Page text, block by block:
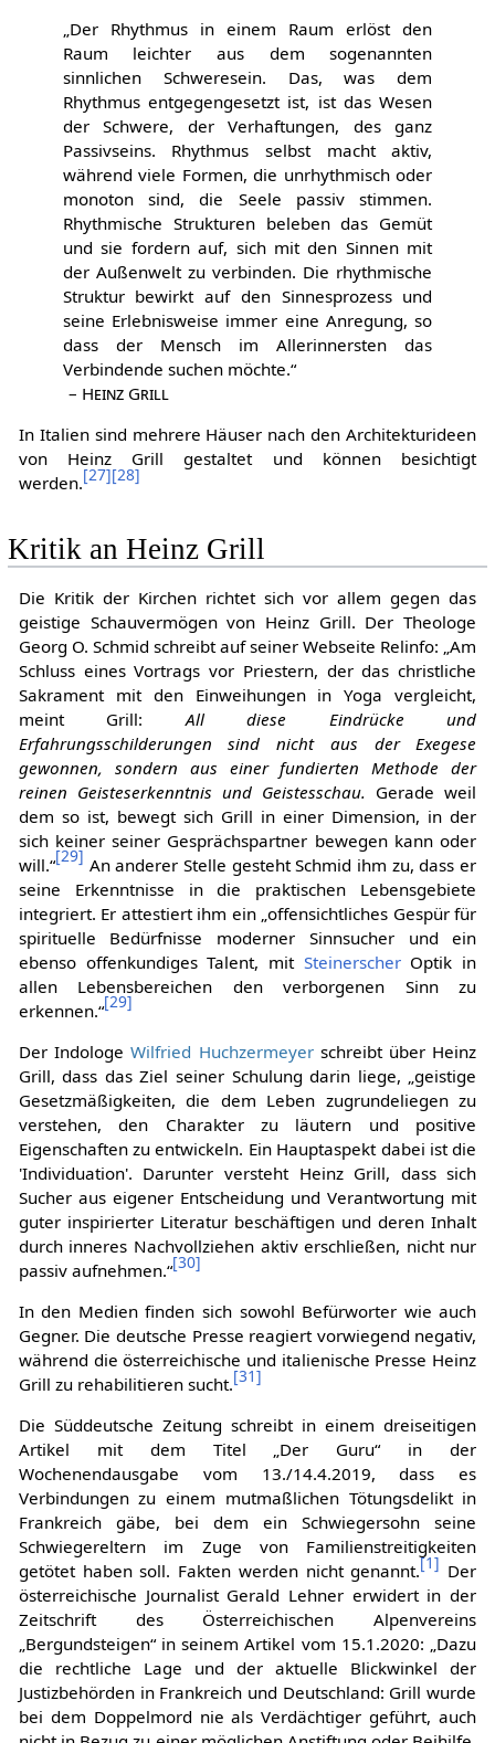
„Der Rhythmus in einem Raum erlöst den
Raum leichter aus dem sogenannten
sinnlichen Schweresein. Das, was dem
Rhythmus entgegengesetzt ist, ist das Wesen
der Schwere, der Verhaftungen, des ganz
Passivseins. Rhythmus selbst macht aktiv,
während viele Formen, die unrhythmisch oder
monoton sind, die Seele passiv stimmen.
Rhythmische Strukturen beleben das Gemüt
und sie fordern auf, sich mit den Sinnen mit
der Außenwelt zu verbinden. Die rhythmische
Struktur bewirkt auf den Sinnesprozess und
seine Erlebnisweise immer eine Anregung, so
dass der Mensch im Allerinnersten das
Verbindende suchen möchte.“
– Heinz Grill
In Italien sind mehrere Häuser nach den Architekturideen
von Heinz Grill gestaltet und können besichtigt
werden.[27][28]
Kritik an Heinz Grill
Die Kritik der Kirchen richtet sich vor allem gegen das
geistige Schauvermögen von Heinz Grill. Der Theologe
Georg O. Schmid schreibt auf seiner Webseite Relinfo: „Am
Schluss eines Vortrags vor Priestern, der das christliche
Sakrament mit den Einweihungen in Yoga vergleicht,
meint Grill: All diese Eindrücke und
Erfahrungsschilderungen sind nicht aus der Exegese
gewonnen, sondern aus einer fundierten Methode der
reinen Geisteserkenntnis und Geistesschau. Gerade weil
dem so ist, bewegt sich Grill in einer Dimension, in der
sich keiner seiner Gesprächspartner bewegen kann oder
will.“[29] An anderer Stelle gesteht Schmid ihm zu, dass er
seine Erkenntnisse in die praktischen Lebensgebiete
integriert. Er attestiert ihm ein „offensichtliches Gespür für
spirituelle Bedürfnisse moderner Sinnsucher und ein
ebenso offenkundiges Talent, mit SteinerscherOptik in
allen Lebensbereichen den verborgenen Sinn zu
erkennen.“[29]
Der IndologeWilfried Huchzermeyerschreibt über Heinz
Grill, dass das Ziel seiner Schulung darin liege, „geistige
Gesetzmäßigkeiten, die dem Leben zugrundeliegen zu
verstehen, den Charakter zu läutern und positive
Eigenschaften zu entwickeln. Ein Hauptaspekt dabei ist die
'Individuation'. Darunter versteht Heinz Grill, dass sich
Sucher aus eigener Entscheidung und Verantwortung mit
guter inspirierter Literatur beschäftigen und deren Inhalt
durch inneres Nachvollziehen aktiv erschließen, nicht nur
passiv aufnehmen.“[30]
In den Medien finden sich sowohl Befürworter wie auch
Gegner. Die deutsche Presse reagiert vorwiegend negativ,
während die österreichische und italienische Presse Heinz
Grill zu rehabilitieren sucht.[31]
Die Süddeutsche Zeitung schreibt in einem dreiseitigen
Artikel mit dem Titel „Der Guru“ in der
Wochenendausgabe vom 13./14.4.2019, dass es
Verbindungen zu einem mutmaßlichen Tötungsdelikt in
Frankreich gäbe, bei dem ein Schwiegersohn seine
Schwiegereltern im Zuge von Familienstreitigkeiten
getötet haben soll. Fakten werden nicht genannt.[1] Der
österreichische Journalist Gerald Lehner erwidert in der
Zeitschrift des Österreichischen Alpenvereins
„Bergundsteigen“ in seinem Artikel vom 15.1.2020: „Dazu
die rechtliche Lage und der aktuelle Blickwinkel der
Justizbehörden in Frankreich und Deutschland: Grill wurde
bei dem Doppelmord nie als Verdächtiger geführt, auch